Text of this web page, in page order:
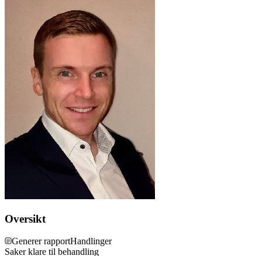
Oversikt
Generer rapportHandlinger
Saker klare til behandling